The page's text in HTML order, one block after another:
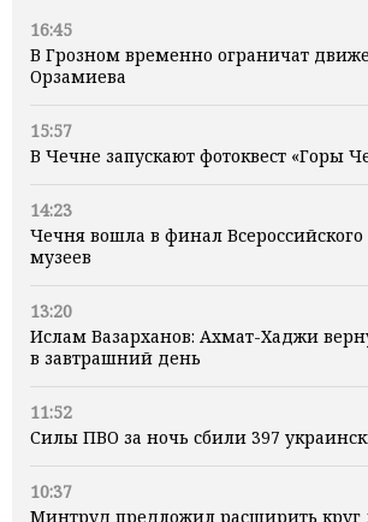
16:45
В Грозном временно ограничат
Орзамиева
15:57
В Чечне запускают фотоквест «Горы
14:23
Чечня вошла в финал Всероссийского
музеев
13:20
Ислам Вазарханов: Ахмат-Хаджи
в завтрашний день
11:52
Силы ПВО за ночь сбили 397
10:37
Минтруд предложил расширить